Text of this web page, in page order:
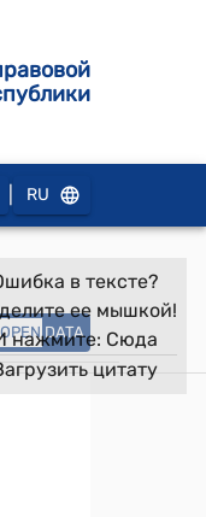
RU
OPEN DATA
в тексте?
ее мышкой!
нажмите: Сюда
цитату